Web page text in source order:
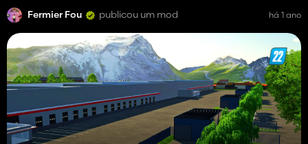
Fermier Fou publicou um mod há 1 ano